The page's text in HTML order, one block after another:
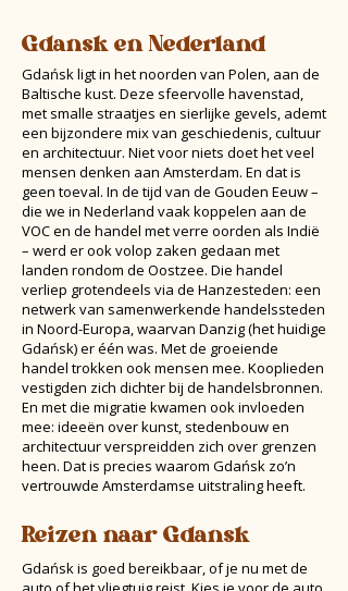
Gdansk en Nederland
Gdańsk ligt in het noorden van Polen, aan de
Baltische kust. Deze sfeervolle havenstad,
met smalle straatjes en sierlijke gevels, ademt
een bijzondere mix van geschiedenis, cultuur
en architectuur. Niet voor niets doet het veel
mensen denken aan Amsterdam. En dat is
geen toeval. In de tijd van de Gouden Eeuw –
die we in Nederland vaak koppelen aan de
VOC en de handel met verre oorden als Indië
– werd er ook volop zaken gedaan met
landen rondom de Oostzee. Die handel
verliep grotendeels via de Hanzesteden: een
netwerk van samenwerkende handelssteden
in Noord-Europa, waarvan Danzig (het huidige
Gdańsk) er één was. Met de groeiende
handel trokken ook mensen mee. Kooplieden
vestigden zich dichter bij de handelsbronnen.
En met die migratie kwamen ook invloeden
mee: ideeën over kunst, stedenbouw en
architectuur verspreidden zich over grenzen
heen. Dat is precies waarom Gdańsk zo’n
vertrouwde Amsterdamse uitstraling heeft.
Reizen naar Gdansk
Gdańsk is goed bereikbaar, of je nu met de